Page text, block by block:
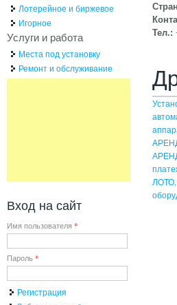
Тел.:
ЛОТО,
Лотерейное и биржевое
Игорное
Услуги и работа
Места под установку
Ремонт и обслуживание
Вход на сайт
Имя пользователя *
Пароль *
Регистрация